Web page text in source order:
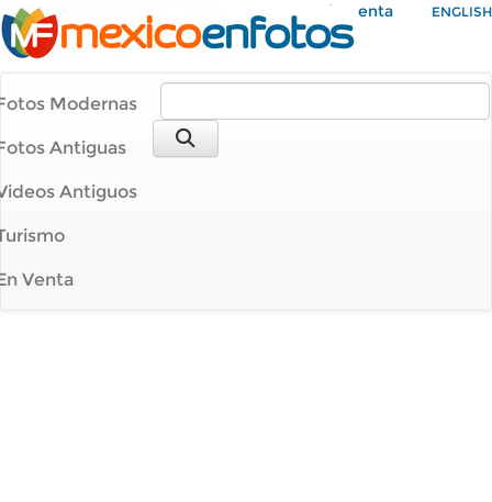
Mi Cuenta ENGLISH
Modernas
Antiguas
Antiguos
Venta